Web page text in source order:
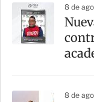
8 de
8 de